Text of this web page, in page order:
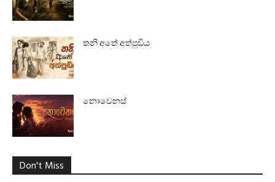
තනි අතේ අත්පුඩිය
නොවෙනස්
Don't Miss